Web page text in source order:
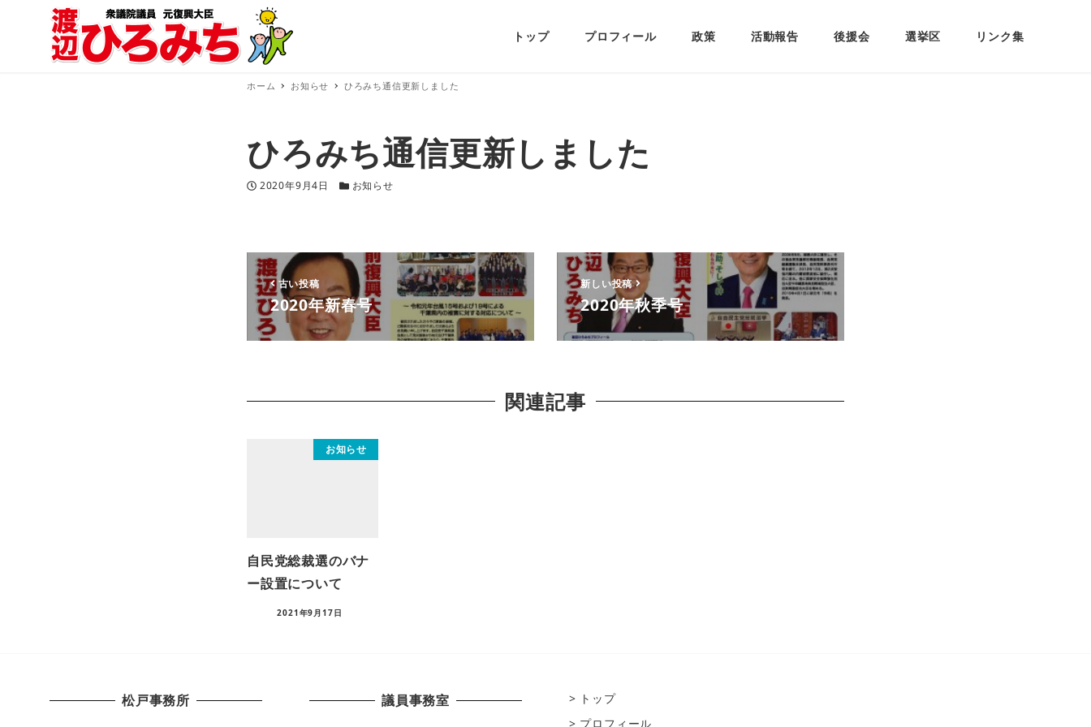
トップ プロフィール 政策 活動報告 後援会 選挙区 リンク集
ホーム お知らせ ひろみち通信更新しました
ひろみち通信更新しました
投稿日
2020年9月4日 カテゴリー
お知らせ
古い投稿
2020年新春号
新しい投稿
2020年秋季号
関連記事
お知らせ
自民党総裁選のバナ
ー設置について
2021年9月17日
松戸事務所 議員事務室
トップ
プロフィール